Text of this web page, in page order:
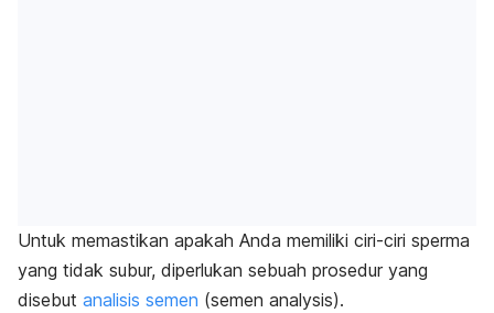
Untuk memastikan apakah Anda memiliki ciri-ciri sperma
yang tidak subur, diperlukan sebuah prosedur yang
disebut analisis semen (semen analysis).